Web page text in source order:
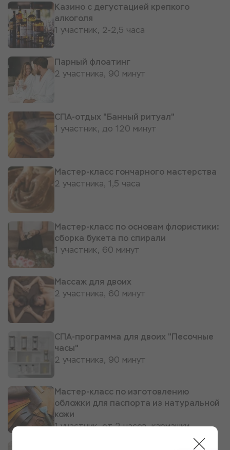
Казино с дегустацией крепкого
алкоголя
1 участник, 2-2,5 часа
Парный флоатинг
2 участника, 90 минут
СПА-отдых "Банный ритуал"
1 участник, до 120 минут
Мастер-класс гончарного мастерства
2 участника, 1,5 часа
Мастер-класс по основам флористики:
сборка букета по спирали
1 участник, 60 минут
Массаж для двоих
2 участника, 60 минут
СПА-программа для двоих "Песочные
часы"
2 участника, 90 минут
Мастер-класс по изготовлению
обложки для паспорта из натуральной
кожи
1 участник, от 2 часов, кармашки
Мастер-класс по созданию чокера из